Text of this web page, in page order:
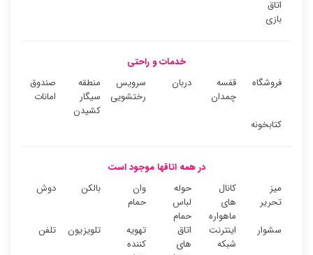
اتاق
بازی
خدمات و راحتی
فروشگاه
قفسه
چمدان
دربان
سرویس
رختشویی
منطقه
سیگار
کشیدن
صندوق
امانات
کتابخونه
در همه اتاقها موجود است
میز
تحریر
کانال
های
ماهواره
حوله
لباس
حمام
وان
حمام
بالکن دوش
سشوار
اینترنت
شبکه
اتاق
های
تهویه
کننده
تلویزیون تلفن